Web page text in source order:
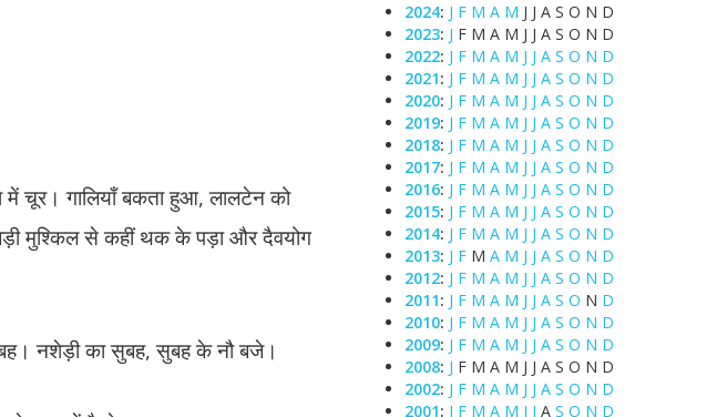
चूर। गालियाँ बकता हुआ, लालटेन को
मुश्किल से कहीं थक के पड़ा और दैवयोग
नशेड़ी का सुबह, सुबह के नौ बजे।
2024: J F M A M J J A S O N D
2023: J F M A M J J A S O N D
2022: J F M A M J J A S O N D
2021: J F M A M J J A S O N D
2020: J F M A M J J A S O N D
2019: J F M A M J J A S O N D
2018: J F M A M J J A S O N D
2017: J F M A M J J A S O N D
2016: J F M A M J J A S O N D
2015: J F M A M J J A S O N D
2014: J F M A M J J A S O N D
2013: J F M A M J J A S O N D
2012: J F M A M J J A S O N D
2011: J F M A M J J A S O N D
2010: J F M A M J J A S O N D
2009: J F M A M J J A S O N D
2008: J F M A M J J A S O N D
2002: J F M A M J J A S O N D
2001: J F M A M J J A S O N D